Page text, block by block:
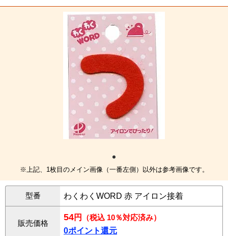
※上記、1枚目のメイン画像（一番左側）以外は参考画像です。
型番 わくわくWORD 赤 アイロン接着
販売価格
54円
（税込 10％対応済み）
0ポイント還元